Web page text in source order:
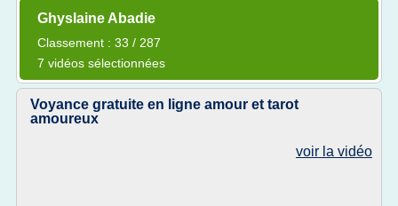
Ghyslaine Abadie
Classement : 33 / 287
7 vidéos sélectionnées
Voyance gratuite en ligne amour et tarot
amoureux
voir la vidéo